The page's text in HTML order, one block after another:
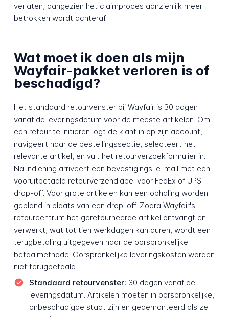
verlaten, aangezien het claimproces aanzienlijk meer
betrokken wordt achteraf.
Wat moet ik doen als mijn
Wayfair-pakket verloren is of
beschadigd?
Het standaard retourvenster bij Wayfair is 30 dagen
vanaf de leveringsdatum voor de meeste artikelen. Om
een retour te initiëren logt de klant in op zijn account,
navigeert naar de bestellingssectie, selecteert het
relevante artikel, en vult het retourverzoekformulier in.
Na indiening arriveert een bevestigings-e-mail met een
vooruitbetaald retourverzendlabel voor FedEx of UPS
drop-off. Voor grote artikelen kan een ophaling worden
gepland in plaats van een drop-off. Zodra Wayfair's
retourcentrum het geretourneerde artikel ontvangt en
verwerkt, wat tot tien werkdagen kan duren, wordt een
terugbetaling uitgegeven naar de oorspronkelijke
betaalmethode. Oorspronkelijke leveringskosten worden
niet terugbetaald.
Standaard retourvenster: 30 dagen vanaf de
leveringsdatum. Artikelen moeten in oorspronkelijke,
onbeschadigde staat zijn en gedemonteerd als ze